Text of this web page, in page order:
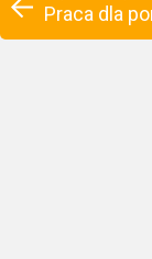
Praca dla